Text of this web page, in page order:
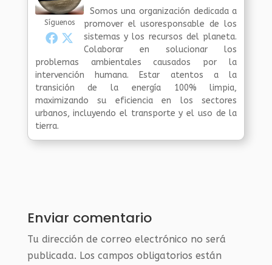
Síguenos
Somos una organización dedicada a
promover el usoresponsable de los
sistemas y los recursos del planeta.
Colaborar en solucionar los
problemas ambientales causados por la
intervención humana. Estar atentos a la
transición de la energía 100% limpia,
maximizando su eficiencia en los sectores
urbanos, incluyendo el transporte y el uso de la
tierra.
Enviar comentario
Tu dirección de correo electrónico no será
publicada. Los campos obligatorios están